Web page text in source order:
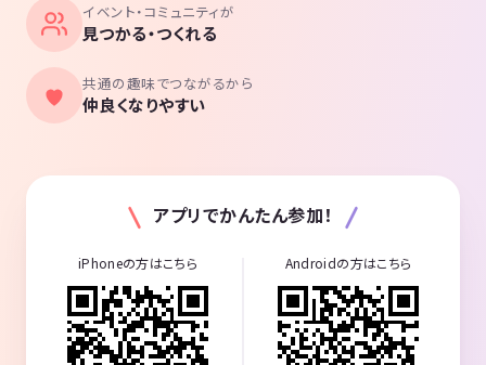
イベント・コミュニティが
見つかる・つくれる
共通の趣味でつながるから
仲良くなりやすい
アプリでかんたん参加！
iPhoneの方はこちら Androidの方はこちら